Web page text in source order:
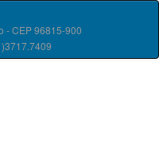
- CEP 96815-900